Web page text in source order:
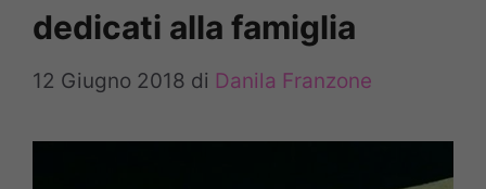
dedicati alla famiglia
12 Giugno 2018 di Danila Franzone